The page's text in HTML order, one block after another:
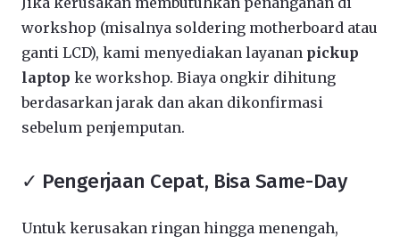
workshop (misalnya soldering motherboard atau
ganti LCD), kami menyediakan layanan pickup
laptop ke workshop. Biaya ongkir dihitung
berdasarkan jarak dan akan dikonfirmasi
sebelum penjemputan.
✓ Pengerjaan Cepat, Bisa Same-Day
Untuk kerusakan ringan hingga menengah,